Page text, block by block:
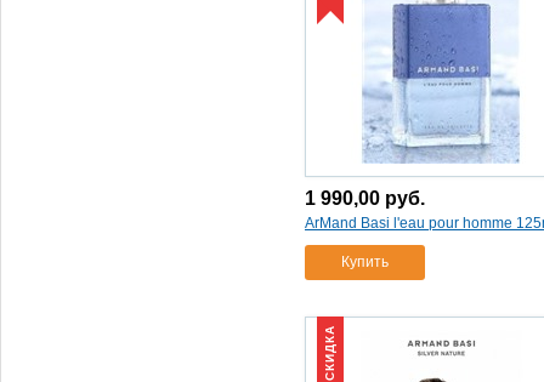
1 990,00 руб.
ArMand Basi l'eau pour homme
Купить
СКИДКА